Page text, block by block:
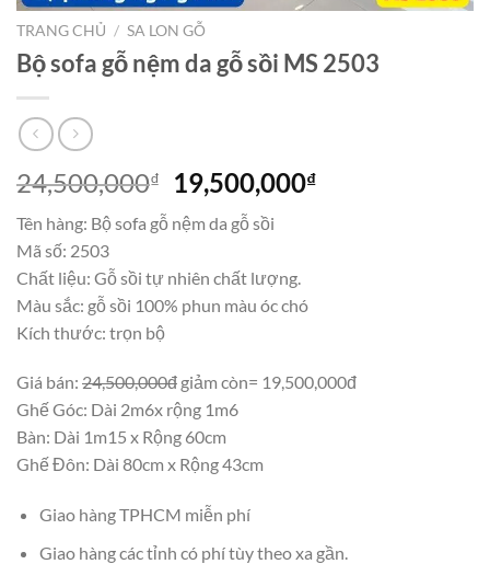
TRANG CHỦ / SA LON GỖ
Bộ sofa gỗ nệm da gỗ sồi MS 2503
24,500,000₫
Giá
gốc
là:
19,500,000₫Giá
Tên hàng: Bộ sofa gỗ nệm da gỗ sồi
Mã số: 2503
Chất liệu: Gỗ sồi tự nhiên chất lượng.
Màu sắc: gỗ sồi 100% phun màu óc chó
Kích thước: trọn bộ
Giá bán: 24,500,000đ giảm còn= 19,500,000đ
Ghế Góc: Dài 2m6x rộng 1m6
Bàn: Dài 1m15 x Rộng 60cm
Ghế Đôn: Dài 80cm x Rộng 43cm
Giao hàng TPHCM miễn phí
Giao hàng các tỉnh có phí tùy theo xa gần.